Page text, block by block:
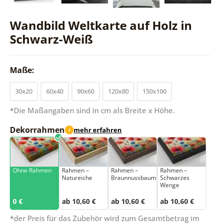
Wandbild Weltkarte auf Holz in
Schwarz-Weiß
Maße:
30x20 60x40 90x60 120x80 150x100
*Die Maßangaben sind in cm als Breite x Höhe.
Dekorrahmen i mehr erfahren
Ohne Rahmen
0 €
Rahmen –
Natureiche
ab 10,60 €
Rahmen –
Braunnussbaum
ab 10,60 €
Rahmen –
Schwarzes
Wenge
ab 10,60 €
*der Preis für das Zubehör wird zum Gesamtbetrag im